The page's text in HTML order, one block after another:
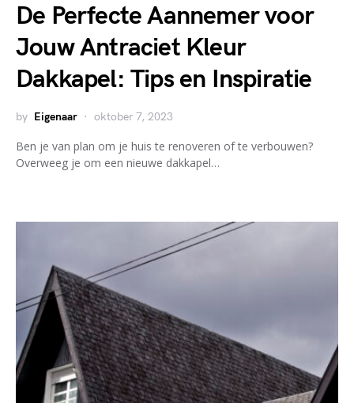
De Perfecte Aannemer voor
Jouw Antraciet Kleur
Dakkapel: Tips en Inspiratie
by Eigenaar oktober 7, 2023
Ben je van plan om je huis te renoveren of te verbouwen?
Overweeg je om een nieuwe dakkapel…